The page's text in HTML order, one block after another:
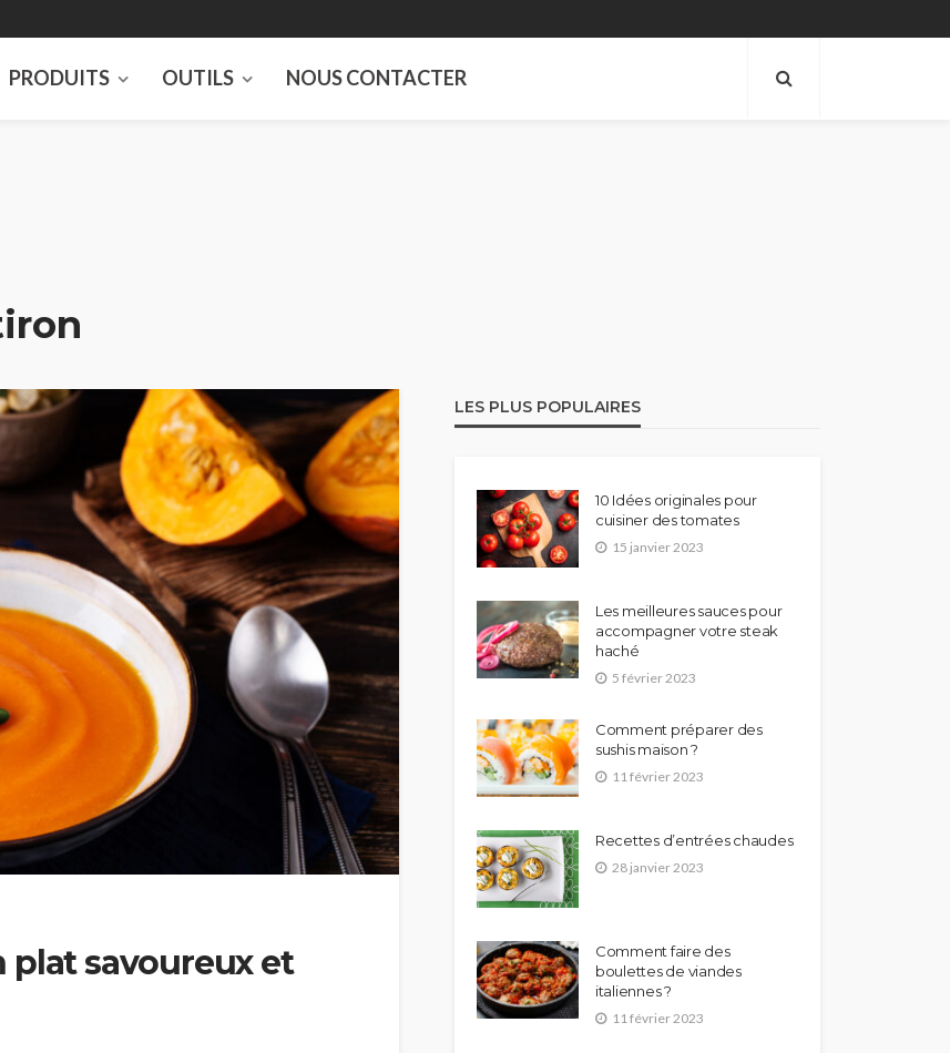
PRODUITS OUTILS NOUS CONTACTER
plat savoureux et
LES PLUS POPULAIRES
10 Idées originales pour
cuisiner des tomates
15 janvier 2023
Les meilleures sauces pour
accompagner votre steak
haché
5 février 2023
Comment préparer des
sushis maison ?
11 février 2023
Recettes d’entrées chaudes
28 janvier 2023
Comment faire des
boulettes de viandes
italiennes ?
11 février 2023